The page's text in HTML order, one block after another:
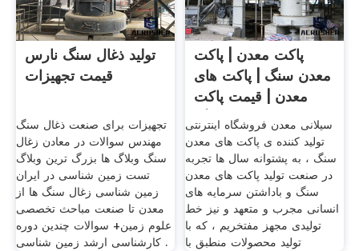
تولید ذغال سنگ نارس
قیمت تجهیزات
تجهیزات برای صنعت ذغال سنگ
مهندس سوالات در معادن زغال
سنگ وبلاگ ها بزرگ ترین وبلاگ
تست زمین شناسی در ایران
زمین شناسی زغال سنگ ها از
معدن تا صنعت مباحث تخصصی
علوم زمین+ سوالات چندین دوره
کارشناسی ارشد زمین شناسی .
پاکت معدن | پاکت
معدن سنگ | پاکت های
معدن | قیمت پاکت
معدن سنگ
سیلانی معدن فروشگاه اینترنتی
تولید کننده ی پاکت های معدن
سنگ ، به پشتوانه سال ها تجربه
در صنعت تولید پاکت های معدن
سنگ و باداشتن سرمایه های
انسانی مجرب و متعهد و نیز خط
تولیدی مجهز مفتخریم ، که با
تولید محصولات منطبق با